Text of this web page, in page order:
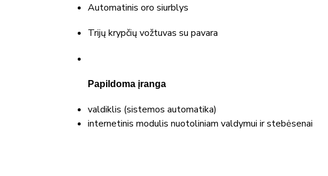
Automatinis oro siurblys
Trijų krypčių vožtuvas su pavara
Papildoma įranga
valdiklis (sistemos automatika)
internetinis modulis nuotoliniam valdymui ir stebėsenai